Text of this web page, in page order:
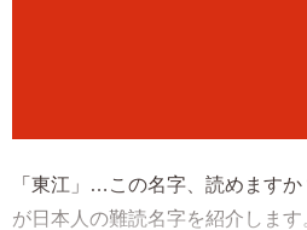
「東江」…この名字、読めます
が日本人の難読名字を紹介します